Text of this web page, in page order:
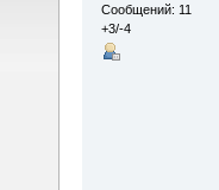
Сообщений: 11
+3/-4